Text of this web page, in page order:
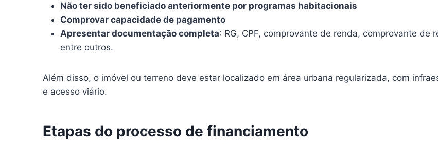
Não ter sido beneficiado anteriormente por programas habitacionais
Comprovar capacidade de pagamento
Apresentar documentação completa: RG, CPF, comprovante de renda, comprovante
entre outros.
Além disso, o imóvel ou terreno deve estar localizado em área urbana regularizada, com
e acesso viário.
Etapas do processo de financiamento